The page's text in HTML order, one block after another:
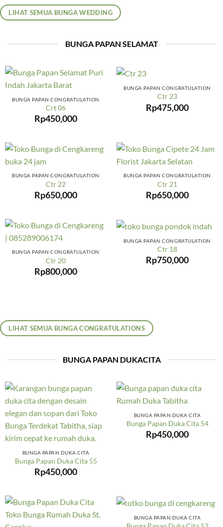
LIHAT SEMUA BUNGA WEDDING
BUNGA PAPAN SELAMAT
BUNGA PAPAN CONGRATULATION
Crt 06
Rp450,000
BUNGA PAPAN CONGRATULATION
Ctr 23
Rp475,000
BUNGA PAPAN CONGRATULATION
Ctr 22
Rp650,000
BUNGA PAPAN CONGRATULATION
Ctr 21
Rp650,000
BUNGA PAPAN CONGRATULATION
Ctr 20
Rp800,000
BUNGA PAPAN CONGRATULATION
Ctr 18
Rp750,000
LIHAT SEMUA BUNGA CONGRATULATIONS
BUNGA PAPAN DUKACITA
BUNGA PAPAN DUKA CITA
Bunga Papan Duka Cita 55
Rp450,000
BUNGA PAPAN DUKA CITA
Bunga Papan Duka Cita 54
Rp450,000
BUNGA PAPAN DUKA CITA